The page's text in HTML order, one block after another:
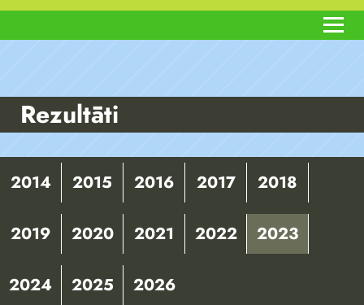
Rezultāti
2014 2015 2016 2017 2018
2019 2020 2021 2022 2023
2024 2025 2026